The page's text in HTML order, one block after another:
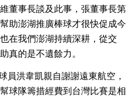
董事長談及此事，張董事長第
助澎湖推廣棒球才很快促成今
在我們澎湖持續深耕，從交
真的是不遺餘力。
員洪韋凱親自謝謝遠東航空，
球隊籌措經費到台灣比賽是相